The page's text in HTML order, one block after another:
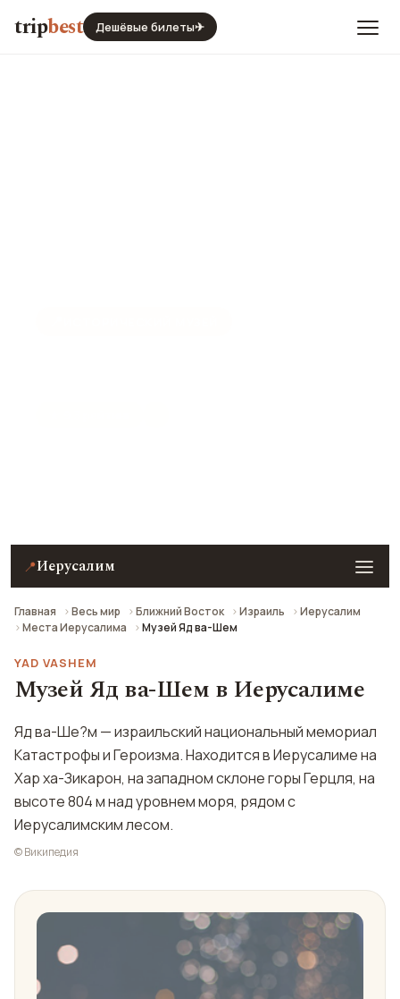
tripbest Дешёвые билеты✈
📍Иерусалим
Главная Весь мир Ближний Восток Израиль
Иерусалим
Места Иерусалима
Музей Яд ва-Шем
YAD VASHEM
Музей Яд ва-Шем в Иерусалиме
Яд ва-Ше?м — израильский национальный мемориал
Катастрофы и Героизма. Находится в Иерусалиме на
Хар ха-Зикарон, на западном склоне горы Герцля, на
высоте 804 м над уровнем моря, рядом с
Иерусалимским лесом.
© Википедия